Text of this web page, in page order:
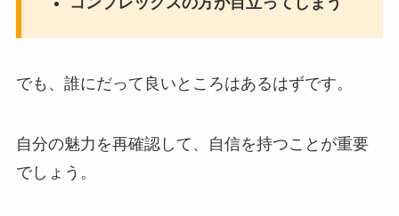
でも、誰にだって良いところはあるはずです。
自分の魅力を再確認して、自信を持つことが重要
でしょう。